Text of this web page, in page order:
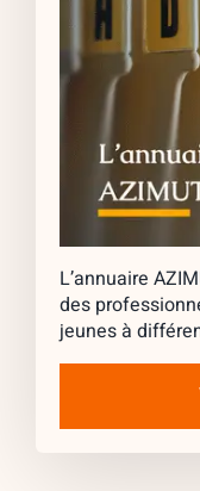
L’annuaire
des
jeunes à